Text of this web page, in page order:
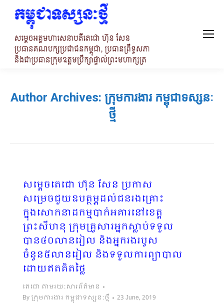
Author Archives: ក្រុមការងារ កម្ពុជាទស្សនៈ
ថ្មី
សម្តេចតេជោ ហ៊ុន សែន ប្រកាស
សម្រេចជួយឧបត្ថម្ភដល់ជនរងគ្រោះ
ក្នុងសោកនាដកម្មបាក់អគារនៅខេត្ត
ព្រះសីហនុ ក្រុមគ្រួសារអ្នកស្លាប់ទទួល
បាន៤០លានរៀល និងអ្នករងរបួស
ចំនួន៥លានរៀល និងទទួលការព្យាបាល
ដោយឥតគិតថ្លៃ
តេជោ តាមរយៈសារព័ត៌មាន
By ក្រុមការងារ កម្ពុជាទស្សនៈថ្មី 23 June, 2019